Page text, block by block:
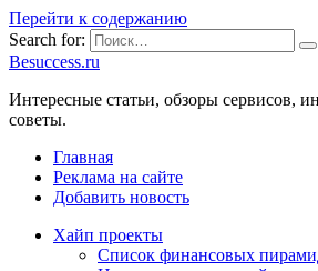
Перейти к содержанию
Search for:
Besuccess.ru
Интересные статьи, обзоры сервисов,
советы.
Главная
Реклама на сайте
Добавить новость
Хайп проекты
Список финансовых